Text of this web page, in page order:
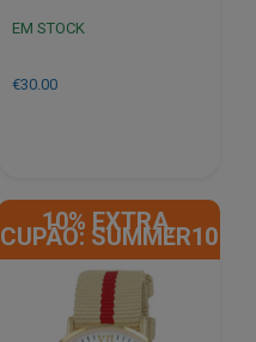
EM STOCK
€30.00
10% EXTRA,
CUPÃO: SUMMER10